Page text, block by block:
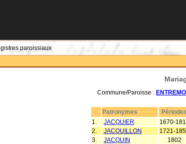
paroissiaux
Commune/Paroisse :
Patronymes Périodes
1.
JACQUIER 1670-
2.
JACQUILLON 1721-
3.
JACQUIN 1802